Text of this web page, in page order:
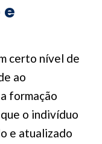
certo nível de
ao
formação
o indivíduo
e atualizado